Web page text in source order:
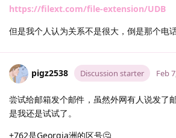
https://filext.com/file-extension/UDB
但是我个人认为关系不是很大，倒是那个电
pigz2538 Discussion starter Feb
尝试给邮箱发个邮件，虽然外网有人说发了
是我还是试试了。
+762是Georgia洲的区号🤔